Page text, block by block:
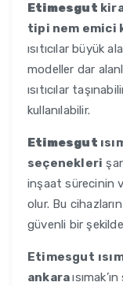
Etimesgut
tipi nem emici
ısıtıcılar büyük
modeller dar
ısıtıcılar
kullanılabilir.
Etimesgut
seçenekleri
inşaat sürecinin
olur. Bu
güvenli bir şekilde
Etimesgut
ankara